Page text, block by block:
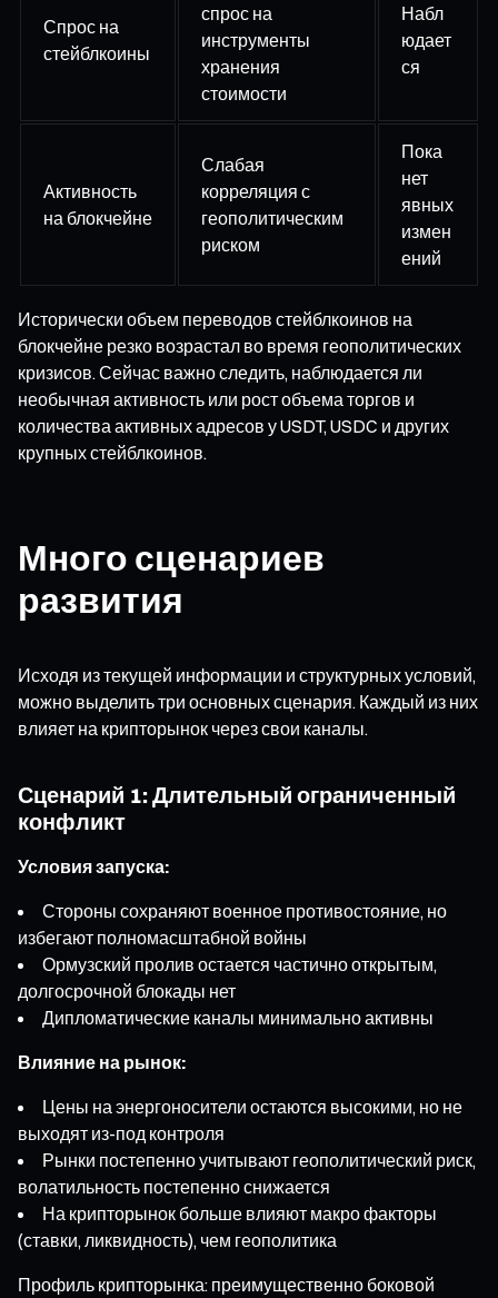
Спрос на
стейблкоины
спрос на
инструменты
хранения
стоимости
Набл
юдает
ся
Активность
на блокчейне
Слабая
корреляция с
геополитическим
риском
Пока
нет
явных
измен
ений
Исторически объем переводов стейблкоинов на
блокчейне резко возрастал во время геополитических
кризисов. Сейчас важно следить, наблюдается ли
необычная активность или рост объема торгов и
количества активных адресов у USDT, USDC и других
крупных стейблкоинов.
Много сценариев
развития
Исходя из текущей информации и структурных условий,
можно выделить три основных сценария. Каждый из них
влияет на крипторынок через свои каналы.
Сценарий 1: Длительный ограниченный
конфликт
Условия запуска:
Стороны сохраняют военное противостояние, но
избегают полномасштабной войны
Ормузский пролив остается частично открытым,
долгосрочной блокады нет
Дипломатические каналы минимально активны
Влияние на рынок:
Цены на энергоносители остаются высокими, но не
выходят из-под контроля
Рынки постепенно учитывают геополитический риск,
волатильность постепенно снижается
На крипторынок больше влияют макро факторы
(ставки, ликвидность), чем геополитика
Профиль крипторынка: преимущественно боковой